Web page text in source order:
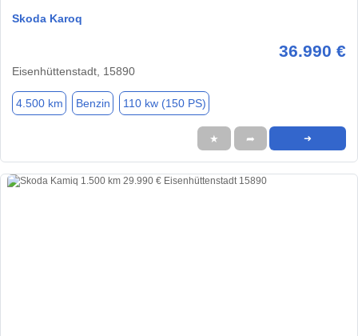
Skoda Karoq
36.990 €
Eisenhüttenstadt, 15890
4.500 km Benzin 110 kw (150 PS)
★ ➦ ➜